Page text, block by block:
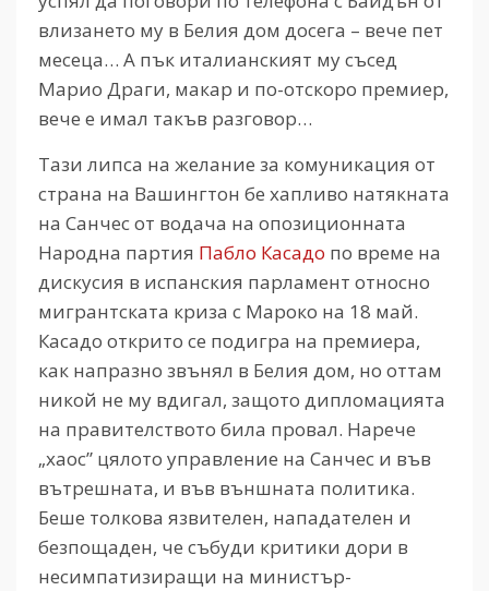
влизането му в Белия дом досега – вече пет
месеца… А пък италианският му съсед
Марио Драги, макар и по-отскоро премиер,
вече е имал такъв разговор…
Тази липса на желание за комуникация от
страна на Вашингтон бе хапливо натякната
на Санчес от водача на опозиционната
Народна партия Пабло Касадо по време на
дискусия в испанския парламент относно
мигрантската криза с Мароко на 18 май.
Касадо открито се подигра на премиера,
как напразно звънял в Белия дом, но оттам
никой не му вдигал, защото дипломацията
на правителството била провал. Нарече
„хаос” цялото управление на Санчес и във
вътрешната, и във външната политика.
Беше толкова язвителен, нападателен и
безпощаден, че събуди критики дори в
несимпатизиращи на министър-